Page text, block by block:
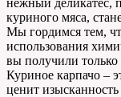
куриного мяса,
Мы гордимся тем,
использования
вы получили только
Куриное карпачо –
ценит